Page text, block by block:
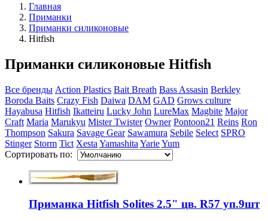
Главная
Приманки
Приманки силиконовые
Hitfish
Приманки силиконовые Hitfish
Все бренды Action Plastics Bait Breath Bass Assasin Berkley
Boroda Baits Crazy Fish Daiwa DAM GAD Grows culture
Hayabusa Hitfish Ikatteiru Lucky John LureMax Magbite Major
Craft Maria Marukyu Mister Twister Owner Pontoon21 Reins Ron
Thompson Sakura Savage Gear Sawamura Sebile Select SPRO
Stinger Storm Tict Xesta Yamashita YarieYum
Сортировать по:
Приманка Hitfish Solites 2.5" цв. R57 уп.9шт